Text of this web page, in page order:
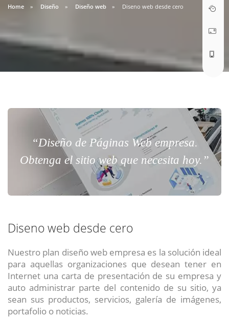
Home Diseño Diseño web Diseno web desde cero
“Diseño de Páginas Web empresa.
Obtenga el sitio web que necesita hoy.”
Diseno web desde cero
Nuestro plan diseño web empresa es la solución ideal
para aquellas organizaciones que desean tener en
Internet una carta de presentación de su empresa y
auto administrar parte del contenido de su sitio, ya
sean sus productos, servicios, galería de imágenes,
portafolio o noticias.